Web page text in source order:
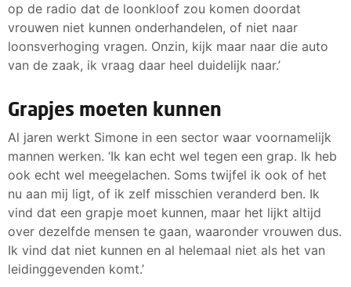
op de radio dat de loonkloof zou komen doordat
vrouwen niet kunnen onderhandelen, of niet naar
loonsverhoging vragen. Onzin, kijk maar naar die auto
van de zaak, ik vraag daar heel duidelijk naar.’
Grapjes moeten kunnen
Al jaren werkt Simone in een sector waar voornamelijk
mannen werken. ‘Ik kan echt wel tegen een grap. Ik heb
ook echt wel meegelachen. Soms twijfel ik ook of het
nu aan mij ligt, of ik zelf misschien veranderd ben. Ik
vind dat een grapje moet kunnen, maar het lijkt altijd
over dezelfde mensen te gaan, waaronder vrouwen dus.
Ik vind dat niet kunnen en al helemaal niet als het van
leidinggevenden komt.’